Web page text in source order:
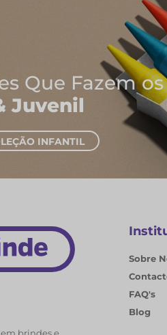
Nascem As
e Blocos
CADERNOS
Sobre
FAQ's
Blog